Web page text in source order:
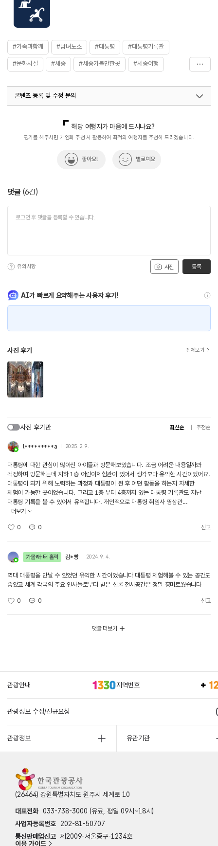
#가족과함께 #남녀노소 #대통령 #대통령기록관
#문화시설 #세종 #세종가볼만한곳 #세종여행
콘텐츠 등록 및 수정 문의
열린관광콘텐츠팀(열린관광-모두의여행)
033-738-3425
해당 여행지가 마음에 드시나요?
평가를 해주시면 개인화 추천 시 활용하여 최적의 여행지를 추천해 드리겠습니다.
좋아요! 별로예요
댓글 (6건)
사진
유의사항 등록
AI가 빠르게 요약해주는 사용자 후기!
사진 후기 전체보기
사진 후기만 최신순 추천순
l*********a 2025. 2. 9.
대통령에 대한 관심이 많아진 아이들과 방문해보았습니다. 조금 어려운 내용일까봐
걱정하며 방문해는데 지하 1층 어린이체험관이 있어서 생각보다 유익한 시간이었어요.
대통령이 되기 위해 노력하는 과정과 대통령이 된 후 어떤 활동을 하는지 자세한
체험이 가능한 곳이었습니다. 그리고 1층 부터 4층까지 있는 대통령 기록관도 지난
대통령 기록을 볼 수 있어서 유익합니다. 개인적으로 대통령 취임사 영상관...
더보기
0 0 신고
가볼래-터 홀릭 감*빵 2024. 9. 4.
역대 대통령을 만날 수 있었던 유익한 시간이었습니다 대통령 체험해볼 수 있는 공간도
좋았고 세계 각국의 주요 인사들로부터 받은 선물 전시공간은 정말 흥미로웠습니다
0 0 신고
댓글 더보기
관광안내 지역번호
관광정보 수정/신규요청
관광정보 유관기관
(26464) 강원특별자치도 원주시 세계로 10
대표전화 033-738-3000 (유료, 평일 09시~18시)
사업자등록번호
202-81-50707
통신판매업신고 제2009-서울중구-1234호
이용 가이드